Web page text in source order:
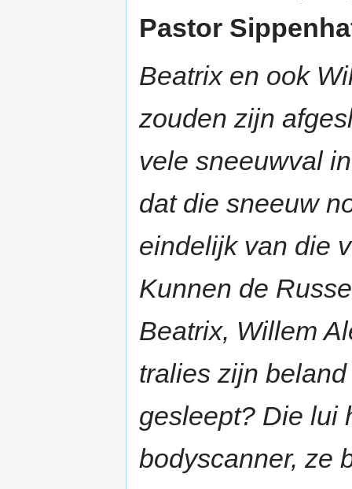
Pastor
Beatrix en ook
zouden zijn
vele sneeuwval
dat die sneeuw
eindelijk van die
Kunnen de
Beatrix, Willem
tralies zijn
gesleept? Die lui
bodyscanner, ze